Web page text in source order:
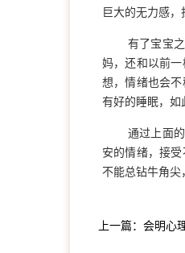
巨大的无力感
有了宝宝
妈，还和以前
想，情绪也会
有好的睡眠，如
通过上面
安的情绪，接
不能总钻牛角尖
上一篇：会明心